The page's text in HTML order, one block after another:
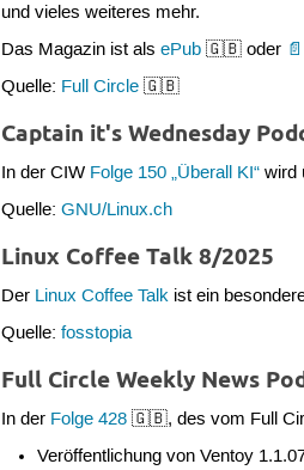
und vieles weiteres mehr.
Das Magazin ist alsePub 🇬🇧 oder
Quelle: Full Circle 🇬🇧
Captain it's Wednesday
In der CIW Folge 150 „Überall KI“ wird
Quelle:GNU/Linux.ch
Linux Coffee Talk 8/2025
Der Linux Coffee Talk ist ein
Quelle:fosstopia
Full Circle Weekly News
In der Folge 428 🇬🇧, des vom Full
Veröffentlichung von Ventoy